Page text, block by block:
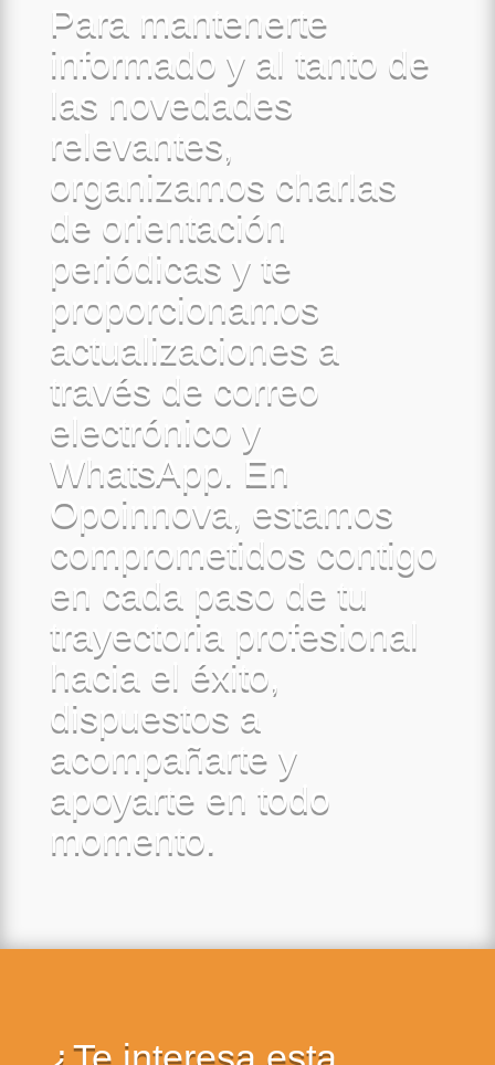
Para mantenerte
informado y al tanto de
las novedades
relevantes,
organizamos charlas
de orientación
periódicas y te
proporcionamos
actualizaciones a
través de correo
electrónico y
WhatsApp. En
Opoinnova, estamos
comprometidos contigo
en cada paso de tu
trayectoria profesional
hacia el éxito,
dispuestos a
acompañarte y
apoyarte en todo
momento.